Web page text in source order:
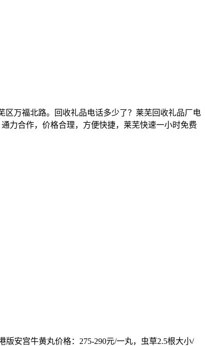
万福北路。回收礼品电话多少了？莱芜回收礼品厂电
力合作，价格合理，方便快捷，莱芜快速一小时免费
安宫牛黄丸价格：275-290元/一丸，虫草2.5根大小/